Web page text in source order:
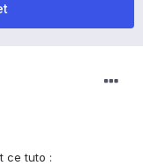
ce tuto :